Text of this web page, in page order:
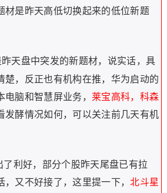
材是昨天高低切换起来的低位新题
天盘中突发的新题材，说实话，具
楚，反正也有机构在推，华为启动的
电脑和智慧屏业务，莱宝高科，科森
发酵情况如何，可以关注前几天有机
了利好，部分个股昨天尾盘已有拉
，又不好接了，这里提一下，北斗星